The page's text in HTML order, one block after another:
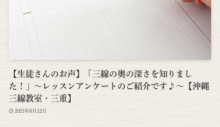
【生徒さんのお声】「三線の奥の深さを知りまし
た！」～レッスンアンケートのご紹介です♪～【沖縄
三線教室・三重】
2021年8月12日